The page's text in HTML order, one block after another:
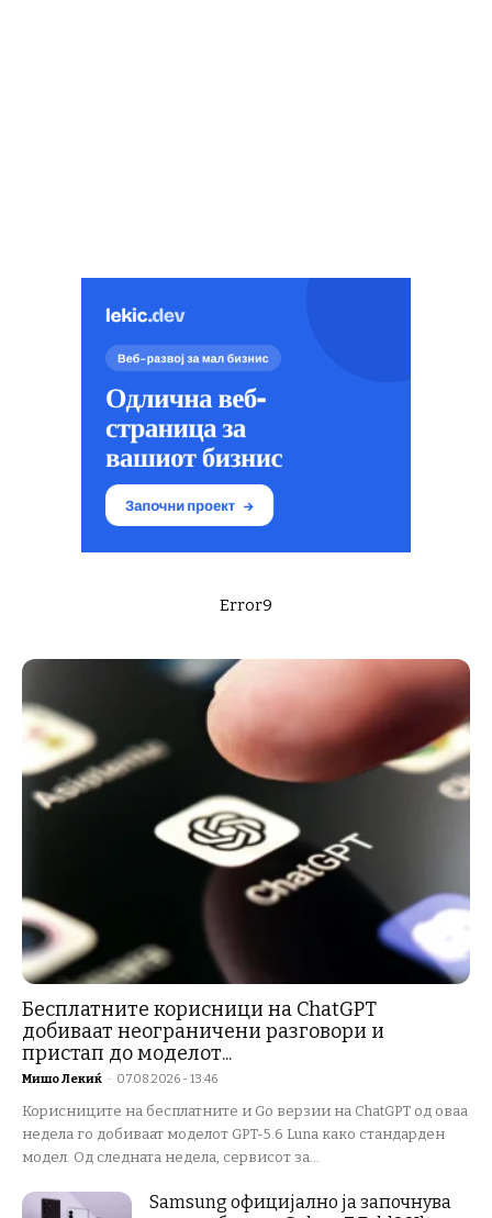
Error9
Бесплатните корисници на ChatGPT
добиваат неограничени разговори и
пристап до моделот...
Мишо Лекиќ - 07.08.2026 - 13:46
Корисниците на бесплатните и Go верзии на ChatGPT од оваа
недела го добиваат моделот GPT-5.6 Luna како стандарден
модел. Од следната недела, сервисот за...
Samsung официјално ја започнува